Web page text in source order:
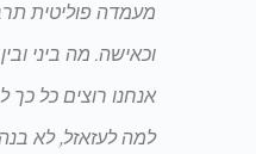
מעמדה פוליטית
וכאישה. מה ביני
אנחנו רוצים כל כך
למה לעזאזל, לא